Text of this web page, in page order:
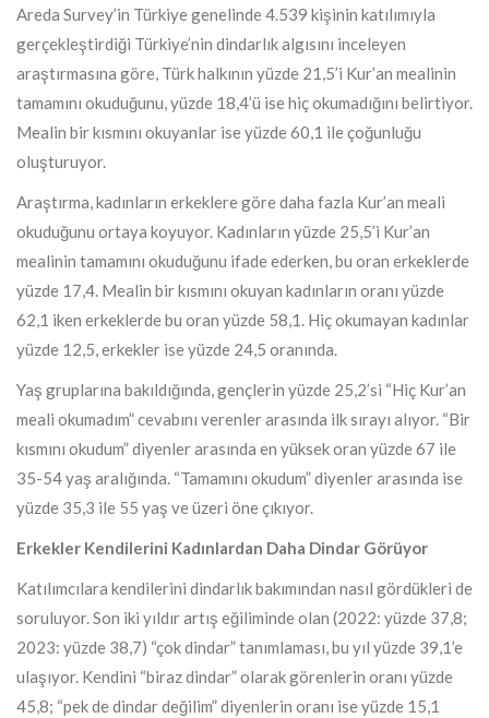
Areda Survey’in Türkiye genelinde 4.539 kişinin katılımıyla
gerçekleştirdiği Türkiye’nin dindarlık algısını inceleyen
araştırmasına göre, Türk halkının yüzde 21,5’i Kur’an mealinin
tamamını okuduğunu, yüzde 18,4’ü ise hiç okumadığını belirtiyor.
Mealin bir kısmını okuyanlar ise yüzde 60,1 ile çoğunluğu
oluşturuyor.
Araştırma, kadınların erkeklere göre daha fazla Kur’an meali
okuduğunu ortaya koyuyor. Kadınların yüzde 25,5’i Kur’an
mealinin tamamını okuduğunu ifade ederken, bu oran erkeklerde
yüzde 17,4. Mealin bir kısmını okuyan kadınların oranı yüzde
62,1 iken erkeklerde bu oran yüzde 58,1. Hiç okumayan kadınlar
yüzde 12,5, erkekler ise yüzde 24,5 oranında.
Yaş gruplarına bakıldığında, gençlerin yüzde 25,2’si “Hiç Kur’an
meali okumadım” cevabını verenler arasında ilk sırayı alıyor. “Bir
kısmını okudum” diyenler arasında en yüksek oran yüzde 67 ile
35-54 yaş aralığında. “Tamamını okudum” diyenler arasında ise
yüzde 35,3 ile 55 yaş ve üzeri öne çıkıyor.
Erkekler Kendilerini Kadınlardan Daha Dindar Görüyor
Katılımcılara kendilerini dindarlık bakımından nasıl gördükleri de
soruluyor. Son iki yıldır artış eğiliminde olan (2022: yüzde 37,8;
2023: yüzde 38,7) “çok dindar” tanımlaması, bu yıl yüzde 39,1’e
ulaşıyor. Kendini “biraz dindar” olarak görenlerin oranı yüzde
45,8; “pek de dindar değilim” diyenlerin oranı ise yüzde 15,1